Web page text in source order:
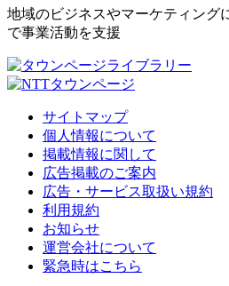
地域のビジネスやマーケティング
で事業活動を支援
サイトマップ
個人情報について
掲載情報に関して
広告掲載のご案内
広告・サービス取扱い規約
利用規約
お知らせ
運営会社について
緊急時はこちら